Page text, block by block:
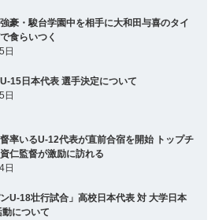
豪・駿台学園中を相手に大和田与喜のタイ
食らいつく
日
15日本代表 選手決定について
日
率いるU-12代表が直前合宿を開始 トップチ
仁監督が激励に訪れる
日
ンU-18壮行試合」高校日本代表 対 大学日本
について